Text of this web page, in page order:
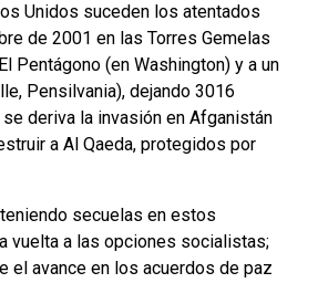
Unidos suceden los atentados
de 2001 en las Torres Gemelas
Pentágono (en Washington) y a un
Pensilvania), dejando 3016
deriva la invasión en Afganistán
a Al Qaeda, protegidos por
secuelas en estos
vuelta a las opciones socialistas;
el avance en los acuerdos de paz